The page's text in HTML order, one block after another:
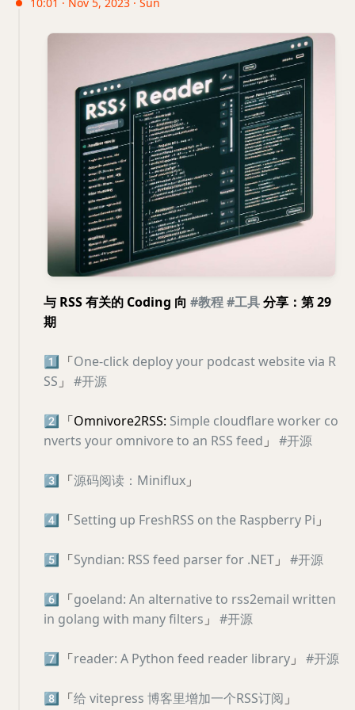
10:01 · Nov 5, 2023 · Sun
与 RSS 有关的 Coding 向 #教程#工具分享：第 29
期
1️⃣ 「One-click deploy your podcast website via R
SS 」 #开源
2️⃣ 「Omnivore2RSS: Simple cloudflare worker co
nverts your omnivore to an RSS feed 」 #开源
3️⃣ 「源码阅读：Miniflux 」
4️⃣ 「Setting up FreshRSS on the Raspberry Pi 」
5️⃣ 「Syndian: RSS feed parser for .NET 」 #开源
6️⃣ 「goeland: An alternative to rss2email written
in golang with many filters 」 #开源
7️⃣ 「reader: A Python feed reader library 」 #开源
8️⃣ 「给 vitepress 博客里增加一个RSS订阅 」